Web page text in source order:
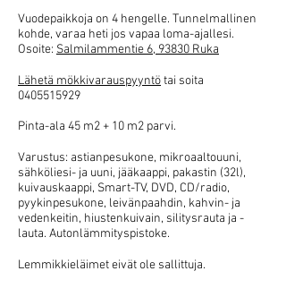
Vuodepaikkoja on 4 hengelle. Tunnelmallinen
kohde, varaa heti jos vapaa loma-ajallesi.
Osoite: Salmilammentie 6, 93830 Ruka
Lähetä mökkivarauspyyntötai soita
0405515929
Pinta-ala 45 m2 + 10 m2 parvi.
Varustus: astianpesukone, mikroaaltouuni,
sähköliesi- ja uuni, jääkaappi, pakastin (32l),
kuivauskaappi, Smart-TV, DVD, CD/radio,
pyykinpesukone, leivänpaahdin, kahvin- ja
vedenkeitin, hiustenkuivain, silitysrauta ja -
lauta. Autonlämmityspistoke.
Lemmikkieläimet eivät ole sallittuja.